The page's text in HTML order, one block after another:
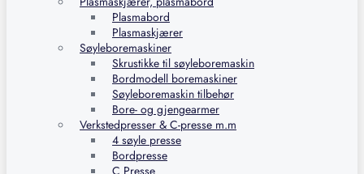
Plasmabord
Plasmaskjærer
Søyleboremaskiner
Skrustikke til søyleboremaskin
Bordmodell boremaskiner
Søyleboremaskin tilbehør
Bore- og gjengearmer
Verkstedpresser & C-presse m.m
4 søyle presse
Bordpresse
C Presse